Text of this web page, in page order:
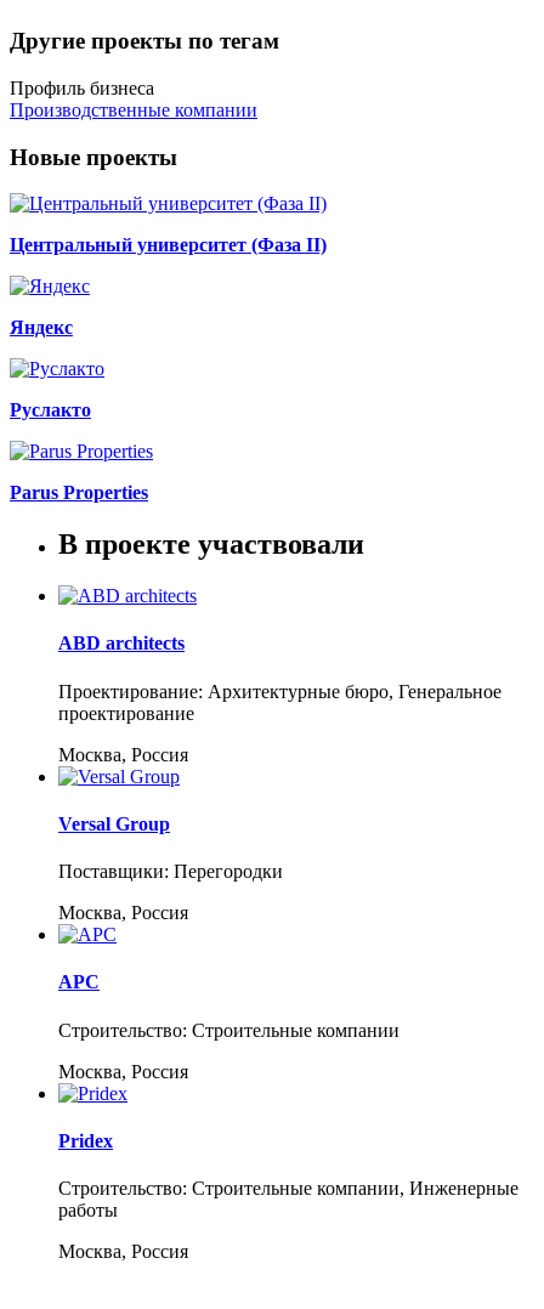
Другие проекты по тегам
Профиль бизнеса
Производственные компании
Новые проекты
Центральный университет (Фаза II)
Яндекс
Руслакто
Parus Properties
В проекте участвовали
ABD architects
Проектирование: Архитектурные бюро, Генеральное
проектирование
Москва, Россия
Versal Group
Поставщики: Перегородки
Москва, Россия
АРС
Строительство: Строительные компании
Москва, Россия
Pridex
Строительство: Строительные компании, Инженерные
работы
Москва, Россия